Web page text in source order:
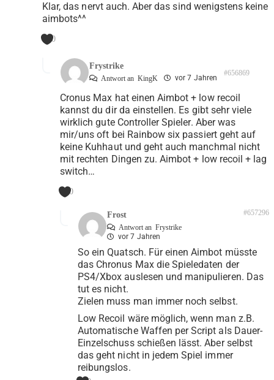
Klar, das nervt auch. Aber das sind wenigstens keine
aimbots^^
0
Frystrike
Antwort an KingK vor 7 Jahren
#656869
Cronus Max hat einen Aimbot + low recoil
kannst du dir da einstellen. Es gibt sehr viele
wirklich gute Controller Spieler. Aber was
mir/uns oft bei Rainbow six passiert geht auf
keine Kuhhaut und geht auch manchmal nicht
mit rechten Dingen zu. Aimbot + low recoil + lag
switch…
0
Frost
Antwort an Frystrike
vor 7 Jahren
#657296
So ein Quatsch. Für einen Aimbot müsste
das Chronus Max die Spieledaten der
PS4/Xbox auslesen und manipulieren. Das
tut es nicht.
Zielen muss man immer noch selbst.
Low Recoil wäre möglich, wenn man z.B.
Automatische Waffen per Script als Dauer-
Einzelschuss schießen lässt. Aber selbst
das geht nicht in jedem Spiel immer
reibungslos.